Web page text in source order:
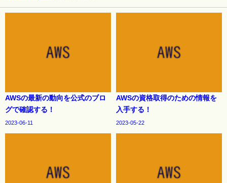
AWSの最新の動向を公式のブロ
グで確認する！
2023-06-11
AWSの資格取得のための情報を
入手する！
2023-05-22